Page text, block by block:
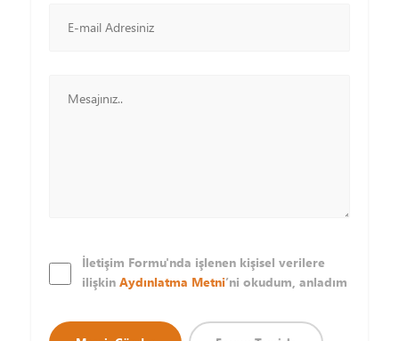
İletişim Formu'nda işlenen kişisel verilere
ilişkin Aydınlatma Metni’ni okudum, anladım